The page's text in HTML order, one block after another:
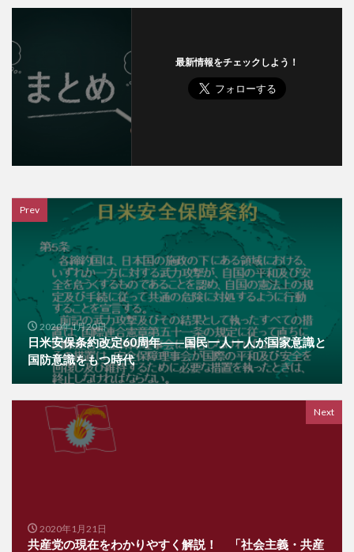
最新情報をチェックしよう！
Prev
2020年1月20日
日米安保条約改定60周年――国民一人一人が国家意識と
国防意識をもつ時代
Next
2020年1月21日
共産党の現在をわかりやすく解説！ 「社会主義・共産